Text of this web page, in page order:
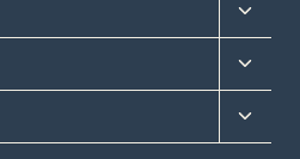
filho
menu
filho
menu
filho
menu